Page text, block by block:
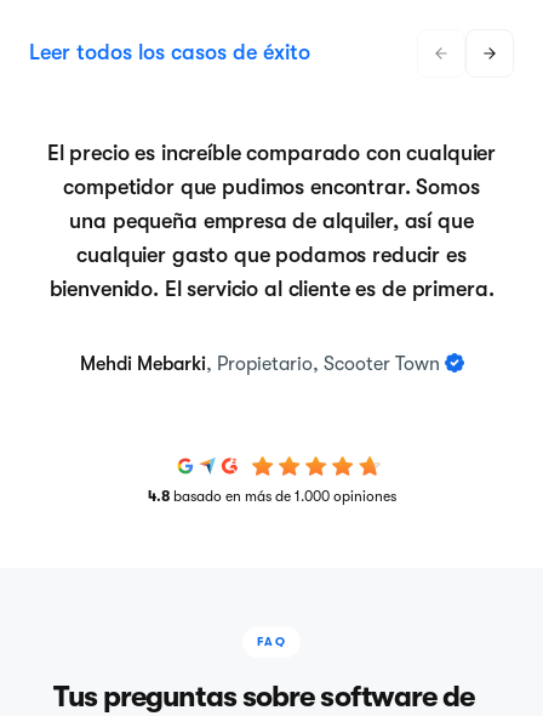
Leer todos los casos de éxito
El precio es increíble comparado con cualquier
competidor que pudimos encontrar. Somos
una pequeña empresa de alquiler, así que
cualquier gasto que podamos reducir es
bienvenido. El servicio al cliente es de primera.
Mehdi Mebarki, Propietario, Scooter Town
4.8 basado en más de 1.000 opiniones
FAQ
Tus preguntas sobre software de